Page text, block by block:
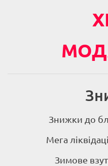
Знижки до
Мега
Зимове